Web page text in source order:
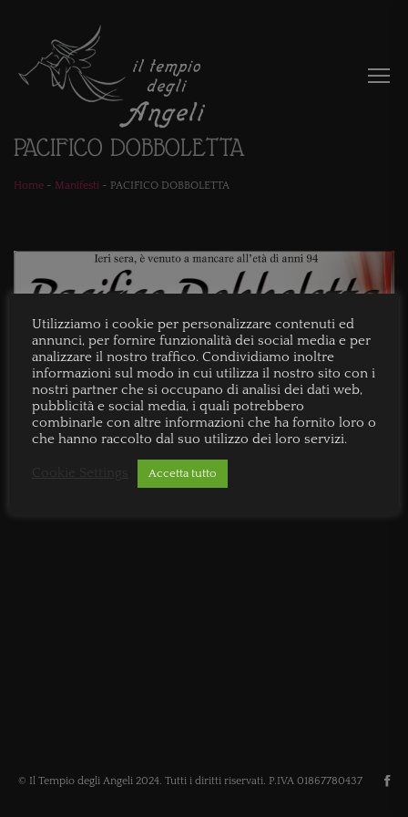
PACIFICO DOBBOLETTA
Home - Manifesti - PACIFICO DOBBOLETTA
© Il Tempio degli Angeli 2024. Tutti i diritti riservati. P.IVA 01867780437
Utilizziamo i cookie per personalizzare contenuti ed
annunci, per fornire funzionalità dei social media e per
analizzare il nostro traffico. Condividiamo inoltre
informazioni sul modo in cui utilizza il nostro sito con i
nostri partner che si occupano di analisi dei dati web,
pubblicità e social media, i quali potrebbero
combinarle con altre informazioni che ha fornito loro o
che hanno raccolto dal suo utilizzo dei loro servizi.
Accetta tutto